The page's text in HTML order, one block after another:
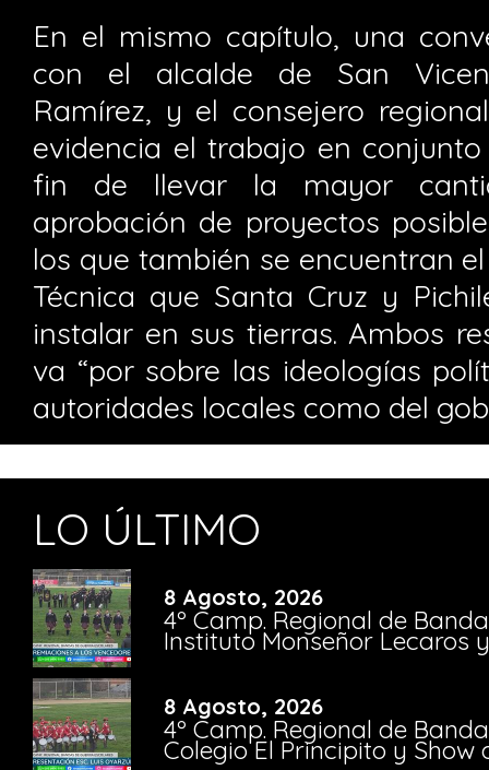
En el mismo capítulo, una
con el alcalde de San
Ramírez, y el consejero
evidencia el trabajo en
fin de llevar la mayor
aprobación de proyectos
los que también se encuentran
Técnica que Santa Cruz y
instalar en sus tierras. Ambos
va “por sobre las ideologías
autoridades locales como del
LO ÚLTIMO
8 Agosto, 2026
4º Camp. Regional de
Instituto Monseñor Lecaros
8 Agosto, 2026
4º Camp. Regional de
Colegio El Principito y Show